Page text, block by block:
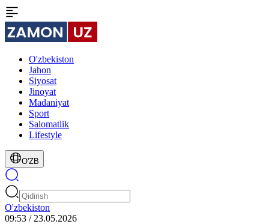
O'zbekiston
Jahon
Siyosat
Jinoyat
Madaniyat
Sport
Salomatlik
Lifestyle
O'ZB
O'zbekiston
09:53 / 23.05.2026